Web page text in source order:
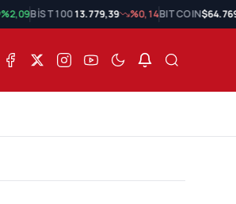
%2,09BİST 10013.779,39 %0,14BITCOIN